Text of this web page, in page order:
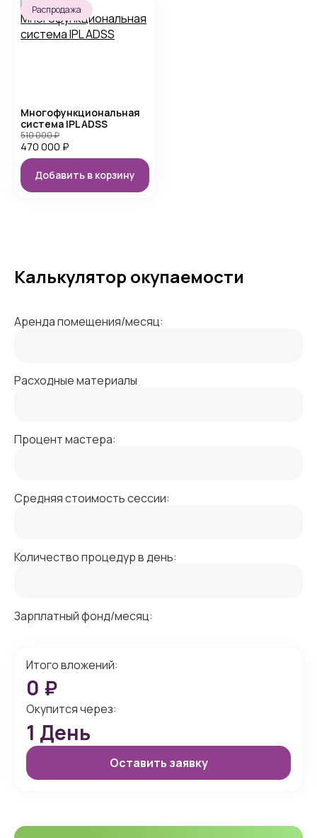
Распродажа
Многофункциональная
система IPL ADSS
470 000 ₽
510 000₽
Добавить в корзину
Калькулятор окупаемости
Аренда помещения/месяц:
Расходные материалы
Процент мастера:
Средняя стоимость сессии:
Количество процедур в день:
Зарплатный фонд/месяц:
Итого вложений:
0 ₽
Окупится через:
1 День
Оставить заявку